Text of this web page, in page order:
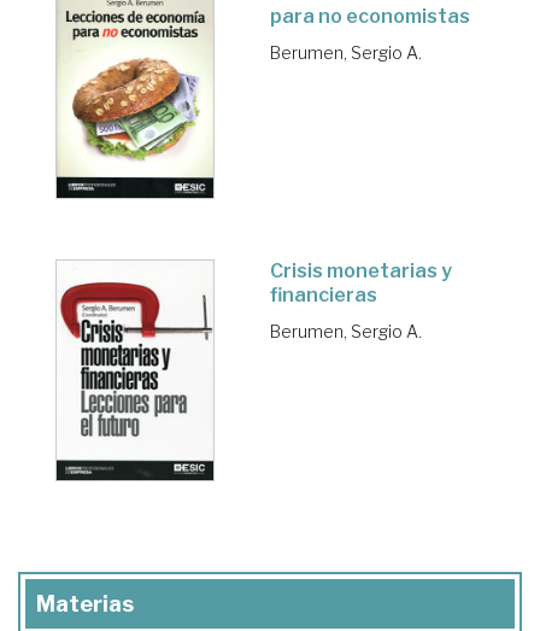
para no economistas
Berumen, Sergio A.
Crisis monetarias y
financieras
Berumen, Sergio A.
Materias